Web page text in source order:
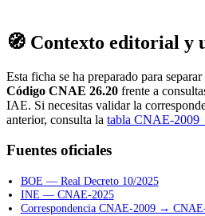
🧭 Contexto editorial y
Esta ficha se ha preparado para
Código CNAE 26.20 frente a
IAE. Si necesitas validar la
anterior, consulta la tabla CNAE-
Fuentes oficiales
BOE — Real Decreto 10/2025
INE — CNAE-2025
Correspondencia CNAE-2009 →